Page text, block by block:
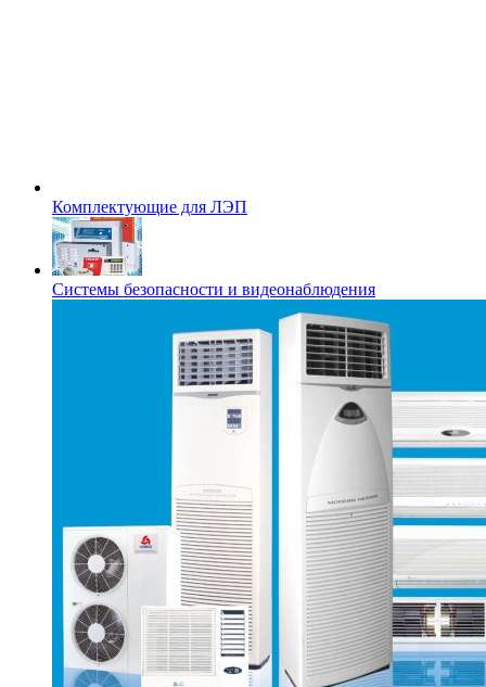
Комплектующие для ЛЭП
Системы безопасности и видеонаблюдения